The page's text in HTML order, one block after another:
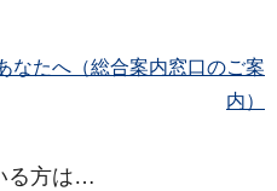
なたへ（総合案内窓口のご案
内）
る方は…